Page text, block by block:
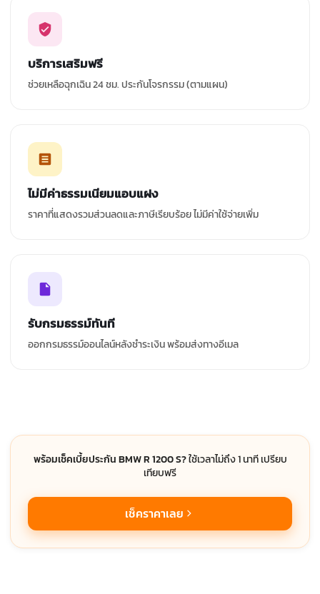
บริการเสริมฟรี
ช่วยเหลือฉุกเฉิน 24 ชม. ประกันโจรกรรม (ตามแผน)
ไม่มีค่าธรรมเนียมแอบแฝง
ราคาที่แสดงรวมส่วนลดและภาษีเรียบร้อย ไม่มีค่าใช้จ่ายเพิ่ม
รับกรมธรรม์ทันที
ออกกรมธรรม์ออนไลน์หลังชำระเงิน พร้อมส่งทางอีเมล
พร้อมเช็คเบี้ยประกัน BMW R 1200 S?ใช้เวลาไม่ถึง 1 นาที เปรียบ
เทียบฟรี
เช็คราคาเลย